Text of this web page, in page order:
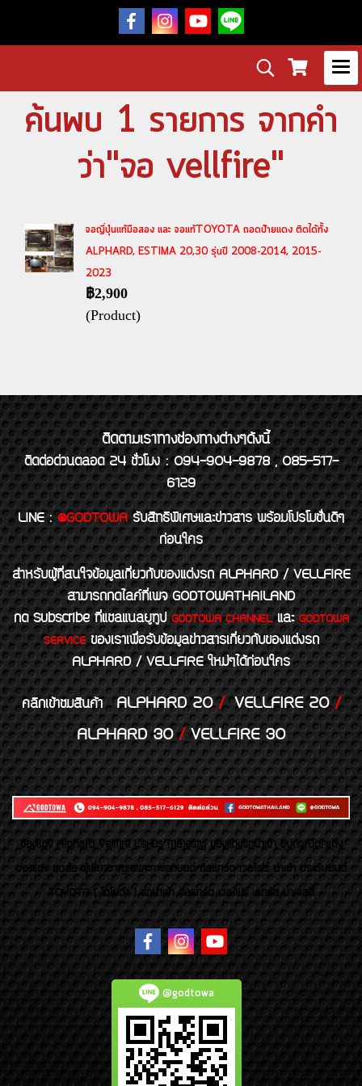
ค้นพบ 1 รายการ จากคำ
ว่า"จอ vellfire"
จอญี่ปุ่นแท้มือสอง และ จอแท้TOYOTA ถอดป้ายแดง ติดได้ทั้ง
ALPHARD, ESTIMA 20,30 รุ่นปี 2008-2014, 2015-
2023
฿2,900
(Product)
ติดตามเราทางช่องทางต่างๆดังนี้
ติดต่อด่วนตลอด 24 ชั่วโมง : 094-904-9878 , 085-517-
6129
LINE : @GODTOWA รับสิทธิพิเศษและข่าวสาร พร้อมโปรโมชั่นดีๆ
ก่อนใคร
สำหรับผู้ที่สนใจข้อมูลเกี่ยวกับของแต่งรถ ALPHARD / VELLFIRE
สามารถกดไลค์ที่เพจ GODTOWATHAILAND
กด Subscribe ที่แชลแนลยูทูปGODTOWA CHANNELและGODTOWA
SERVICEของเราเพื่อรับข้อมูลข่าวสารเกี่ยวกับของแต่งรถ
ALPHARD / VELLFIRE ใหม่ๆได้ก่อนใคร
คลิกเข้าชมสินค้า ALPHARD 20/VELLFIRE 20/
ALPHARD 30/VELLFIRE 30
ของเเต่ง Alphard Vellfire Lexus Majesty ของเเต่งรถนำเข้า อุปกรณ์ตกแต่ง
ของแต่ง ชุดล้อ ผู้เชี่ยวชาญเฉพาะทางรถยนต์ อัลพาร์ด เวลไฟร์ นำเข้า ประดับยนต์
TOYOTA ( โตโยต้า ) รถนำเข้า อัลพาร์ด เวลไฟร์ เลกซัส มาเจสตี้
@godtowa